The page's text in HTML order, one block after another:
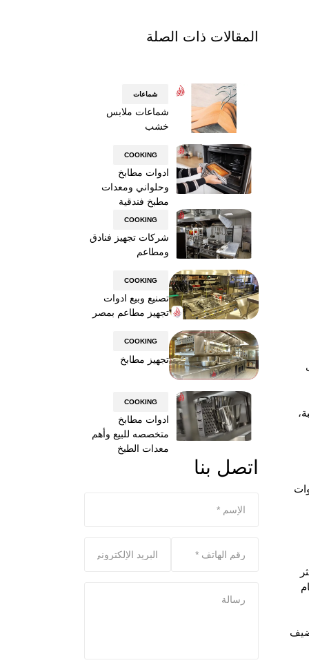
المقالات ذات الصلة
شماعات
شماعات ملابس
خشب
COOKING
ادوات مطابخ
وحلواني ومعدات
مطبخ فندقية
COOKING
شركات تجهيز فنادق
ومطاعم
COOKING
تصنيع وبيع ادوات
تجهيز مطاعم بمصر
COOKING
تجهيز مطابخ
COOKING
ادوات مطابخ
متخصصه للبيع وأهم
معدات الطبخ
اتصل بنا